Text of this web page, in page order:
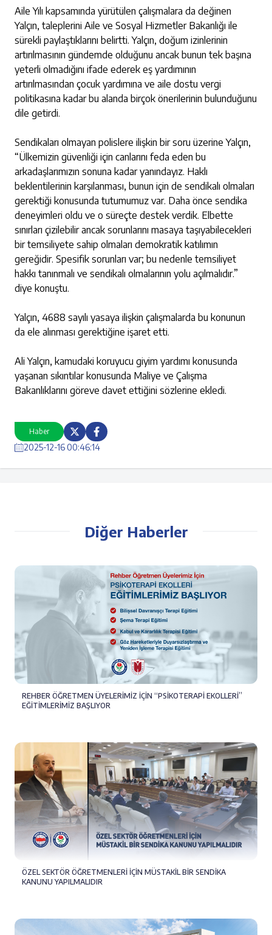
Haber
2025-12-16 00:46:14
Aile Yılı kapsamında yürütülen çalışmalara da değinen
Yalçın, taleplerini Aile ve Sosyal Hizmetler Bakanlığı ile
sürekli paylaştıklarını belirtti. Yalçın, doğum izinlerinin
artırılmasının gündemde olduğunu ancak bunun tek başına
yeterli olmadığını ifade ederek eş yardımının
artırılmasından çocuk yardımına ve aile dostu vergi
politikasına kadar bu alanda birçok önerilerinin bulunduğunu
dile getirdi.
Sendikaları olmayan polislere ilişkin bir soru üzerine Yalçın,
“Ülkemizin güvenliği için canlarını feda eden bu
arkadaşlarımızın sonuna kadar yanındayız. Haklı
beklentilerinin karşılanması, bunun için de sendikalı olmaları
gerektiği konusunda tutumumuz var. Daha önce sendika
deneyimleri oldu ve o süreçte destek verdik. Elbette
sınırları çizilebilir ancak sorunlarını masaya taşıyabilecekleri
bir temsiliyete sahip olmaları demokratik katılımın
gereğidir. Spesifik sorunları var; bu nedenle temsiliyet
hakkı tanınmalı ve sendikalı olmalarının yolu açılmalıdır.”
diye konuştu.
Yalçın, 4688 sayılı yasaya ilişkin çalışmalarda bu konunun
da ele alınması gerektiğine işaret etti.
Ali Yalçın, kamudaki koruyucu giyim yardımı konusunda
yaşanan sıkıntılar konusunda Maliye ve Çalışma
Bakanlıklarını göreve davet ettiğini sözlerine ekledi.
Diğer Haberler
REHBER ÖĞRETMEN ÜYELERİMİZ İÇİN “PSİKOTERAPİ EKOLLERİ”
EĞİTİMLERİMİZ BAŞLIYOR
ÖZEL SEKTÖR ÖĞRETMENLERİ İÇİN MÜSTAKİL BİR SENDİKA
KANUNU YAPILMALIDIR